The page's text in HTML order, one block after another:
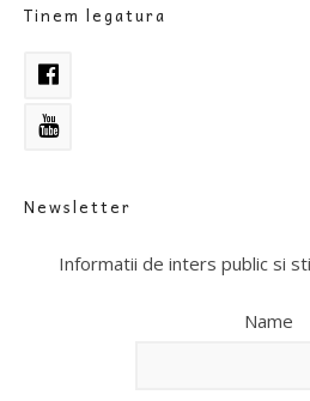
Tinem legatura
Newsletter
Informatii de inters public si
Name